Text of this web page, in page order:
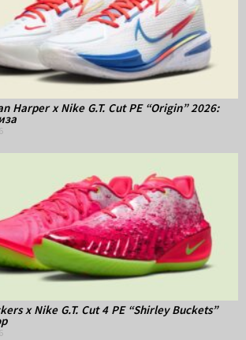
Harper x Nike G.T. Cut PE “Origin” 2026:
x Nike G.T. Cut 4 PE “Shirley Buckets”